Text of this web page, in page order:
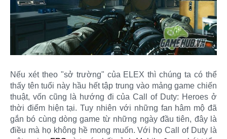
Nếu xét theo "sở trường" của ELEX thì chúng ta có thể
thấy tên tuổi này hầu hết tập trung vào mảng game chiến
thuật, vốn cũng là hướng đi của Call of Duty: Heroes ở
thời điểm hiện tại. Tuy nhiên với những fan hâm mộ đã
gắn bó cùng dòng game từ những ngày đầu tiên, đây là
điều mà họ không hề mong muốn. Với họ Call of Duty là